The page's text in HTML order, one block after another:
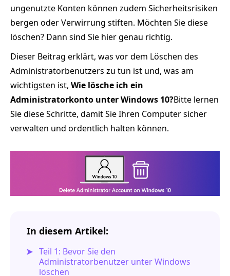
ungenutzte Konten können zudem Sicherheitsrisiken
bergen oder Verwirrung stiften. Möchten Sie diese
löschen? Dann sind Sie hier genau richtig.
Dieser Beitrag erklärt, was vor dem Löschen des
Administratorbenutzers zu tun ist und, was am
wichtigsten ist, Wie lösche ich ein
Administratorkonto unter Windows 10?Bitte lernen
Sie diese Schritte, damit Sie Ihren Computer sicher
verwalten und ordentlich halten können.
In diesem Artikel:
Teil 1: Bevor Sie den
Administratorbenutzer unter Windows
löschen